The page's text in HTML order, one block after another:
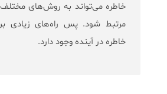
خاطره می‌تواند به روش‌های مختلف
مرتبط شود. پس راه‌های زیادی
خاطره در آینده وجود دارد.